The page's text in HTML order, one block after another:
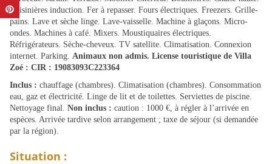
Cuisinières induction. Fer à repasser. Fours électriques. Freezers. Grille-
pains. Lave et sèche linge. Lave-vaisselle. Machine à glaçons. Micro-
ondes. Machines à café. Mixers. Moustiquaires électriques.
Réfrigérateurs. Sèche-cheveux. TV satellite. Climatisation. Connexion
internet. Parking. Animaux non admis. License touristique de Villa
Zoé : CIR : 19083093C223364
Inclus : chauffage (chambres). Climatisation (chambres). Consommation
eau, gaz et électricité. Linge de lit et de toilettes. Serviettes de piscine.
Nettoyage final. Non inclus : caution : 1000 €, à régler à l’arrivée en
espèces. Arrivée tardive selon arrangement ; taxe de séjour (si demandée
par la région).
Situation :